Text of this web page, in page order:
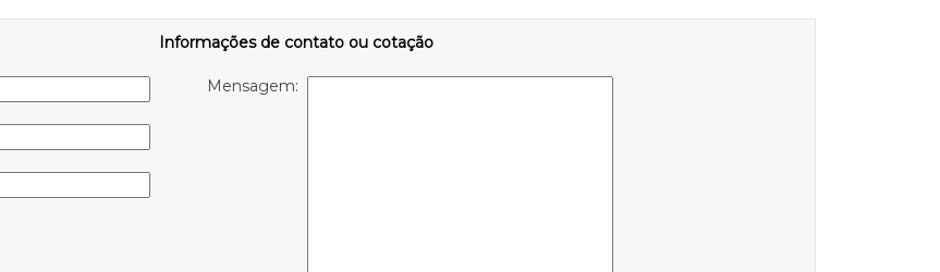
Informações de contato ou cotação
Mensagem: